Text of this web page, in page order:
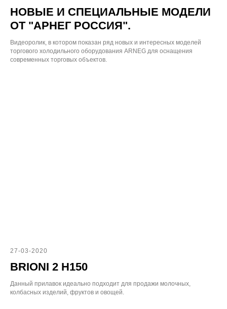
НОВЫЕ И СПЕЦИАЛЬНЫЕ МОДЕЛИ
ОТ "АРНЕГ РОССИЯ".
Видеоролик, в котором показан ряд новых и интересных моделей
торгового холодильного оборудования ARNEG для оснащения
современных торговых объектов.
27-03-2020
BRIONI 2 H150
Данный прилавок идеально подходит для продажи молочных,
колбасных изделий, фруктов и овощей.